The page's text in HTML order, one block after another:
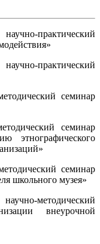
практический
практический
семинар
семинар
этнографического
семинар
школьного музея»
методический
внеурочной